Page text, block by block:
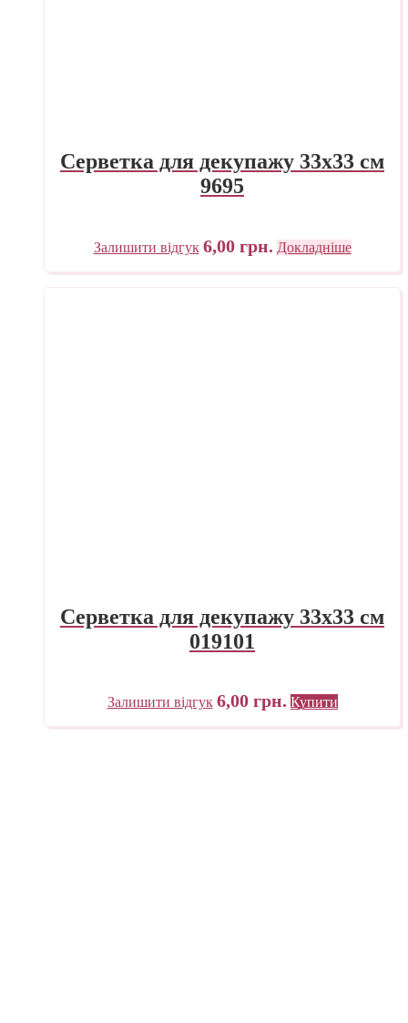
Серветка для декупажу 33х33 см
9695
Залишити відгук 6,00 грн. Докладніше
Серветка для декупажу 33х33 см
019101
Залишити відгук 6,00 грн. Купити